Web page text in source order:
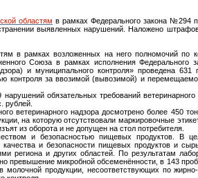
областям в рамках Федерального закона №294
выявленных нарушений. Наложено
в рамках возложенных на него полномочий по
Союза в рамках исполнения
и муниципального контроля» проведена
контроля за ввозимой (вывозимой) и
обязательных требований
рублей.
ветеринарного надзора досмотрено более 450
на которую отсутствовали маркировочные
из оборота и не допущен на стол потребителя.
и безопасностью пищевых продуктов. В
и безопасности пищевых продуктов и
региона и других областей. По результатам
превышение микробной обсеменённости, в 143
продукции, несоответствующих по